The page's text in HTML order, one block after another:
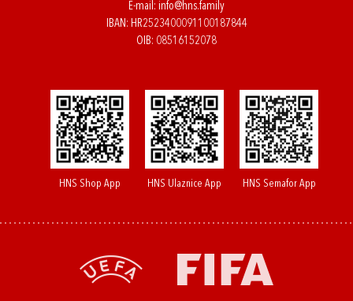
E-mail: info@hns.family
IBAN: HR2523400091100187844
OIB: 08516152078
HNS Shop App HNS Ulaznice App HNS Semafor App